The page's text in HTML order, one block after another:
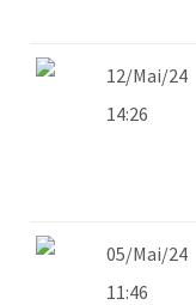
12/Mai/24
14:26
05/Mai/24
11:46